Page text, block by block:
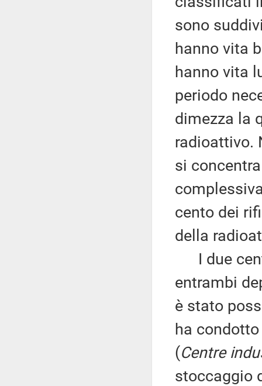
sono
hanno vita
hanno vita
periodo
dimezza la
radioattivo.
si
cento dei
della
I due
entrambi
è stato
ha
(Centre
stoccaggio